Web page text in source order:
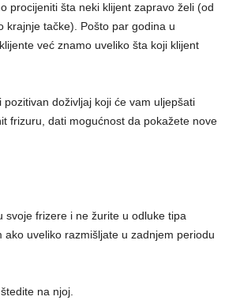
procijeniti šta neki klijent zapravo želi (od
krajnje tačke). Pošto par godina u
već znamo uveliko šta koji klijent
doživljaj koji će vam uljepšati
frizuru, dati mogućnost da pokažete nove
svoje frizere i ne žurite u odluke tipa
ako uveliko razmišljate u zadnjem periodu
na njoj.